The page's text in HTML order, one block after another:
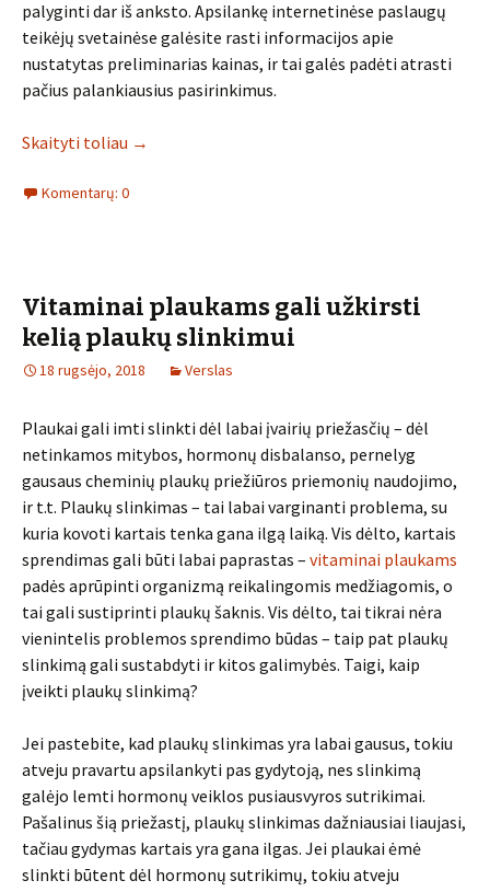
palyginti dar iš anksto. Apsilankę internetinėse paslaugų
teikėjų svetainėse galėsite rasti informacijos apie
nustatytas preliminarias kainas, ir tai galės padėti atrasti
pačius palankiausius pasirinkimus.
Skaityti toliau →
Komentarų: 0
Vitaminai plaukams gali užkirsti
kelią plaukų slinkimui
18 rugsėjo, 2018 Verslas
Plaukai gali imti slinkti dėl labai įvairių priežasčių – dėl
netinkamos mitybos, hormonų disbalanso, pernelyg
gausaus cheminių plaukų priežiūros priemonių naudojimo,
ir t.t. Plaukų slinkimas – tai labai varginanti problema, su
kuria kovoti kartais tenka gana ilgą laiką. Vis dėlto, kartais
sprendimas gali būti labai paprastas – vitaminai plaukams
padės aprūpinti organizmą reikalingomis medžiagomis, o
tai gali sustiprinti plaukų šaknis. Vis dėlto, tai tikrai nėra
vienintelis problemos sprendimo būdas – taip pat plaukų
slinkimą gali sustabdyti ir kitos galimybės. Taigi, kaip
įveikti plaukų slinkimą?
Jei pastebite, kad plaukų slinkimas yra labai gausus, tokiu
atveju pravartu apsilankyti pas gydytoją, nes slinkimą
galėjo lemti hormonų veiklos pusiausvyros sutrikimai.
Pašalinus šią priežastį, plaukų slinkimas dažniausiai liaujasi,
tačiau gydymas kartais yra gana ilgas. Jei plaukai ėmė
slinkti būtent dėl hormonų sutrikimų, tokiu atveju